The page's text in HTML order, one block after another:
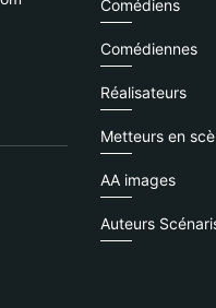
Comédiens
Comédiennes
Réalisateurs
Metteurs en
AA images
Auteurs